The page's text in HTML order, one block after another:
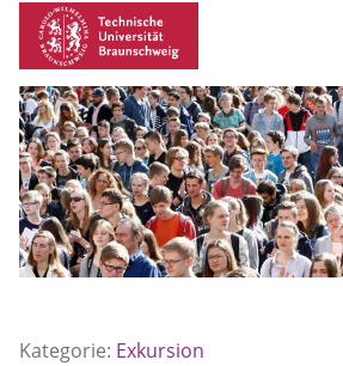
Kategorie: Exkursion